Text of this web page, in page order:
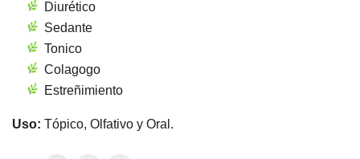
Diurético
Sedante
Tonico
Colagogo
Estreñimiento
Uso: Tópico, Olfativo y Oral.